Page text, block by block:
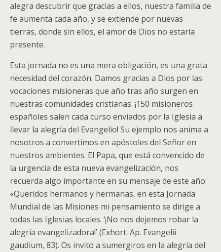
alegra descubrir que gracias a ellos, nuestra familia de
fe aumenta cada año, y se extiende por nuevas
tierras, donde sin ellos, el amor de Dios no estaría
presente.
Esta jornada no es una mera obligación, es una grata
necesidad del corazón. Damos gracias a Dios por las
vocaciones misioneras que año tras año surgen en
nuestras comunidades cristianas. ¡150 misioneros
españoles salen cada curso enviados por la Iglesia a
llevar la alegría del Evangelio! Su ejemplo nos anima a
nosotros a convertimos en apóstoles del Señor en
nuestros ambientes. El Papa, que está convencido de
la urgencia de esta nueva evangelización, nos
recuerda algo importante en su mensaje de este año:
«Queridos hermanos y hermanas, en esta Jornada
Mundial de las Misiones mi pensamiento se dirige a
todas las Iglesias locales. ‘¡No nos dejemos robar la
alegría evangelizadora!’ (Exhort. Ap. Evangelii
gaudium, 83). Os invito a sumergiros en la alegría del